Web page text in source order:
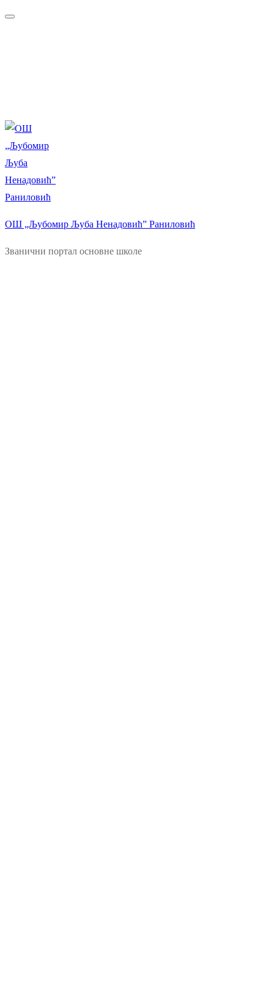
Прескочи
Изборник
Затворити
ОШ „Љубомир Љуба Ненадовић” Раниловић
Званични портал основне школе